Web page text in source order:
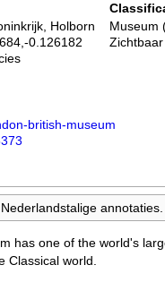
Holborn
0.126182
Museum
Zichtbaar
british-museum
has one of the world's
Classical world.